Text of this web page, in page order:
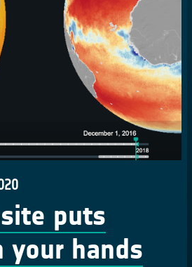
puts
your hands